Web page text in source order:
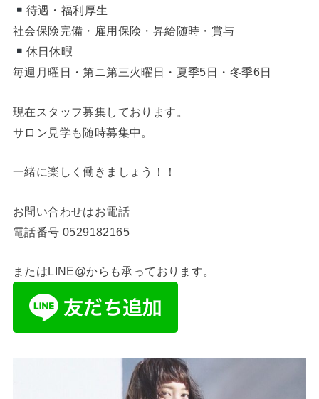
待遇・福利厚生
社会保険完備・雇用保険・昇給随時・賞与
休日休暇
毎週月曜日・第ニ第三火曜日・夏季5日・冬季6日
現在スタッフ募集しております。
サロン見学も随時募集中。
一緒に楽しく働きましょう！！
お問い合わせはお電話
電話番号 0529182165
またはLINE@からも承っております。